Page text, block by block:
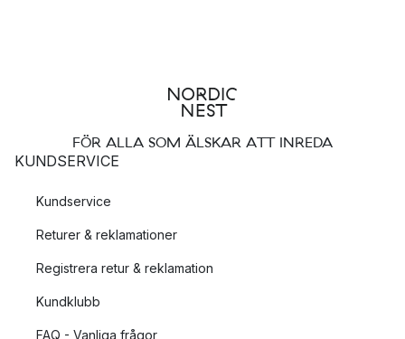
FÖR ALLA SOM ÄLSKAR ATT INREDA
KUNDSERVICE
Kundservice
Returer & reklamationer
Registrera retur & reklamation
Kundklubb
FAQ - Vanliga frågor